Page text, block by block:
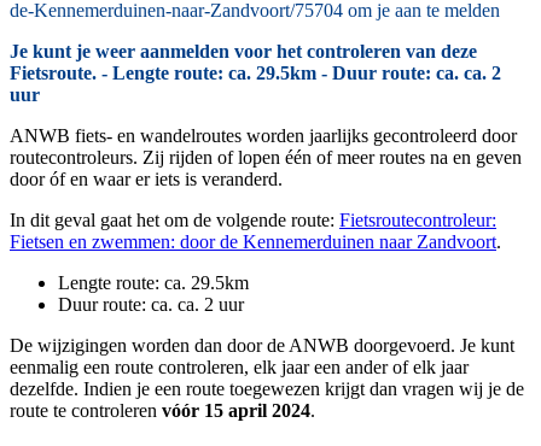
de-Kennemerduinen-naar-Zandvoort/75704 om je aan te melden
Je kunt je weer aanmelden voor het controleren van deze
Fietsroute. - Lengte route: ca. 29.5km - Duur route: ca. ca. 2
uur
ANWB fiets- en wandelroutes worden jaarlijks gecontroleerd door
routecontroleurs. Zij rijden of lopen één of meer routes na en geven
door óf en waar er iets is veranderd.
In dit geval gaat het om de volgende route: Fietsroutecontroleur:
Fietsen en zwemmen: door de Kennemerduinen naar Zandvoort.
Lengte route: ca. 29.5km
Duur route: ca. ca. 2 uur
De wijzigingen worden dan door de ANWB doorgevoerd. Je kunt
eenmalig een route controleren, elk jaar een ander of elk jaar
dezelfde. Indien je een route toegewezen krijgt dan vragen wij je de
route te controleren vóór 15 april 2024.